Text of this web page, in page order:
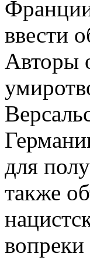
ввести
Авторы
для
также